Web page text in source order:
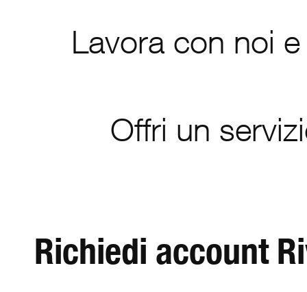
Lavora con noi
Offri un
Richiedi account